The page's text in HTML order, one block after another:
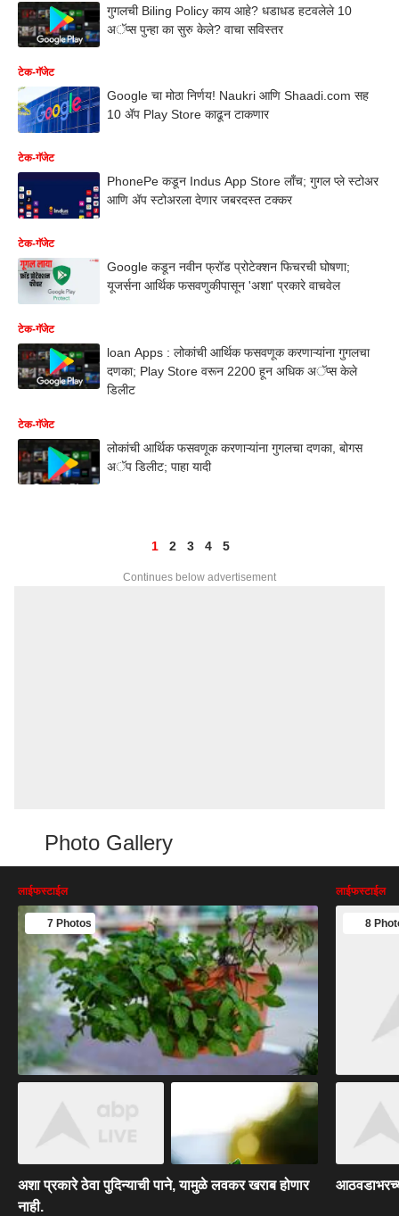
गुगलची Biling Policy काय आहे? धडाधड हटवलेले 10
अॅप्स पुन्हा का सुरु केले? वाचा सविस्तर
टेक-गॅजेट
Google चा मोठा निर्णय! Naukri आणि Shaadi.com सह
10 ॲप Play Store काढून टाकणार
टेक-गॅजेट
PhonePe कडून Indus App Store लाँच; गुगल प्ले स्टोअर
आणि ॲप स्टोअरला देणार जबरदस्त टक्कर
टेक-गॅजेट
Google कडून नवीन फ्रॉड प्रोटेक्शन फिचरची घोषणा;
यूजर्सना आर्थिक फसवणुकीपासून 'अशा' प्रकारे वाचवेल
टेक-गॅजेट
loan Apps : लोकांची आर्थिक फसवणूक करणाऱ्यांना गुगलचा
दणका; Play Store वरून 2200 हून अधिक अॅप्स केले
डिलीट
टेक-गॅजेट
लोकांची आर्थिक फसवणूक करणाऱ्यांना गुगलचा दणका, बोगस
अॅप डिलीट; पाहा यादी
1 2 3 4 5
Continues below advertisement
Photo Gallery
लाईफस्टाईल
7 Photos
अशा प्रकारे ठेवा पुदिन्याची पाने, यामुळे लवकर खराब होणार
नाही.
लाईफस्टाईल
8